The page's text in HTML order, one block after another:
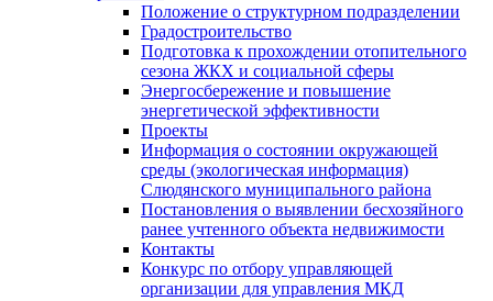
Положение о структурном подразделении
Градостроительство
Подготовка к прохождении отопительного
сезона ЖКХ и социальной сферы
Энергосбережение и повышение
энергетической эффективности
Проекты
Информация о состоянии окружающей
среды (экологическая информация)
Слюдянского муниципального района
Постановления о выявлении бесхозяйного
ранее учтенного объекта недвижимости
Контакты
Конкурс по отбору управляющей
организации для управления МКД